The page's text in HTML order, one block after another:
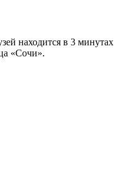
находится в 3 минутах
«Сочи».